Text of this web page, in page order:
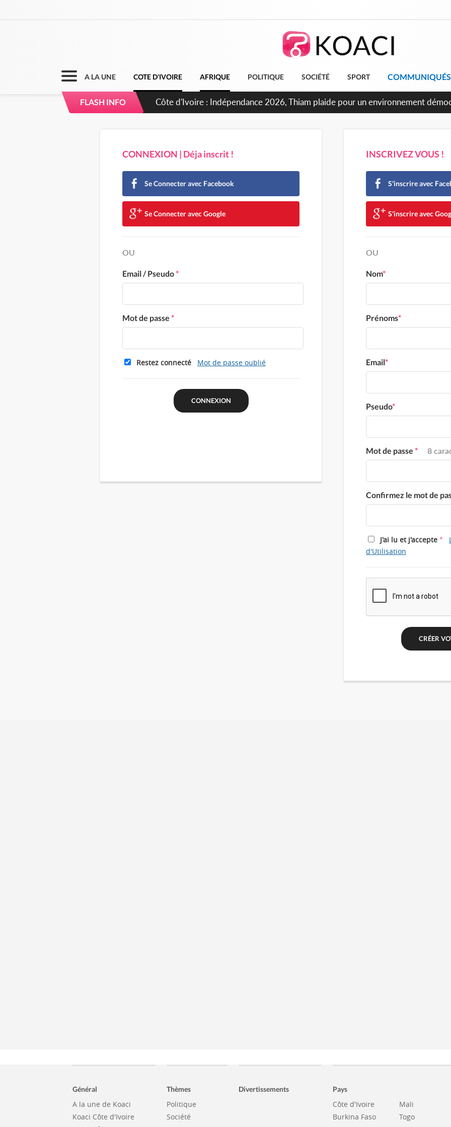
A LA UNE COTE D'IVOIRE AFRIQUE POLITIQUE SOCIÉTÉ SPORT COMMUNIQUÉS
FLASH INFO Côte d'Ivoire : Concours INFAS 2026, les convocations seront disponibles à
CONNEXION | Déja inscrit !
Se Connecter avec Facebook
Se Connecter avec Google
OU
Email / Pseudo*
Mot de passe *
Restez connecté Mot de passe oublié
INSCRIVEZ VOUS !
S'inscrire avec
S'inscrire avec
OU
Nom*
Prénoms*
Email*
Pseudo*
Mot de passe * 8
Confirmez le mot de
J'ai lu et j'accepte *
d'Utilisation
Général
A la une de Koaci
Koaci Côte d'Ivoire
Thèmes
Politique
Société
Divertissements Pays
Côte d'Ivoire
Burkina Faso
Mali
Togo